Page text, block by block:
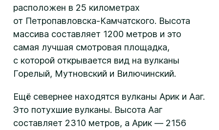
расположен в 25 километрах
от Петропавловска-Камчатского. Высота
массива составляет 1200 метров и это
самая лучшая смотровая площадка,
с которой открывается вид на вулканы
Горелый, Мутновский и Вилючинский.
Ещё севернее находятся вулканы Арик и Ааг.
Это потухшие вулканы. Высота Ааг
составляет 2310 метров, а Арик — 2156